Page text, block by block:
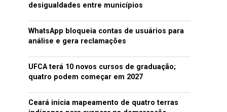
desigualdades entre municípios
WhatsApp bloqueia contas de usuários para
análise e gera reclamações
UFCA terá 10 novos cursos de graduação;
quatro podem começar em 2027
Ceará inicia mapeamento de quatro terras